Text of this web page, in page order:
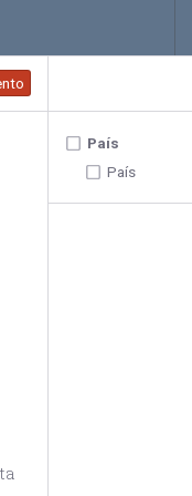
País
País